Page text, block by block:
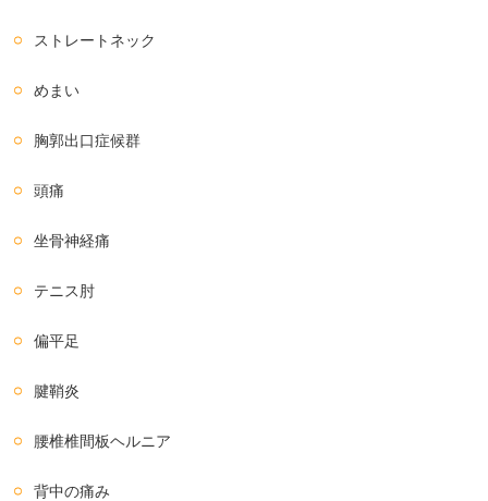
ストレートネック
めまい
胸郭出口症候群
頭痛
坐骨神経痛
テニス肘
偏平足
腱鞘炎
腰椎椎間板ヘルニア
背中の痛み